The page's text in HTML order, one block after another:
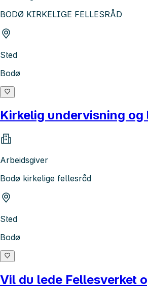
BODØ KIRKELIGE FELLESRÅD
Sted
Bodø
Kirkelig undervisning
Arbeidsgiver
Bodø kirkelige fellesråd
Sted
Bodø
Vil du lede Fellesverket